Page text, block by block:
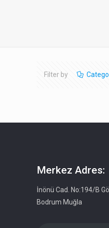
Filter by
Merkez Adres:
İnönü Cad. No:194/B
Bodrum Muğla